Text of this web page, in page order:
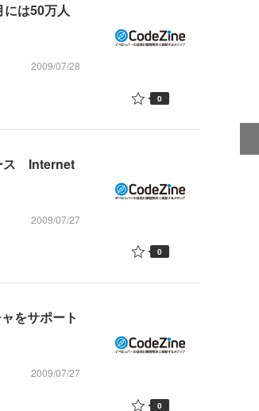
は50万人
2009/07/28
0
ス Internet
2009/07/27
0
をサポート
2009/07/27
0